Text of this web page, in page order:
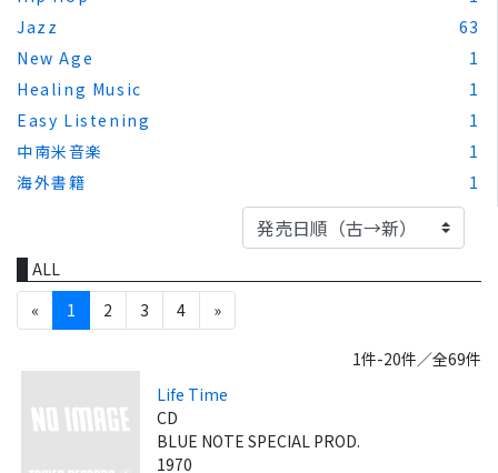
Jazz
63
New Age
1
Healing Music
1
Easy Listening
1
中南米音楽
1
海外書籍
1
ALL
«
1 2 3 4 »
1件-20件／全69件
Life Time
CD
BLUE NOTE SPECIAL PROD.
1970